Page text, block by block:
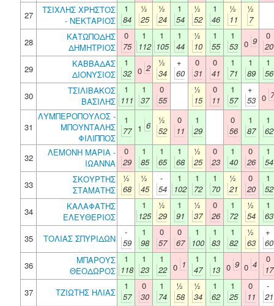
27
ΤΣΙΧΛΗΣ ΧΡΗΣΤΟΣ
- ΝΕΚΤΑΡΙΟΣ
1
84
½
25
½
24
1
54
½
52
1
46
½
11
½
7
28
ΚΑΤΩΠΟΔΗΣ
ΔΗΜΗΤΡΙΟΣ
0
75
1
112
1
105
1
44
½
10
1
55
1
53 0 9
0
20
29
ΚΑΒΒΑΔΑΣ
ΔΙΟΝΥΣΙΟΣ
1
32 0 2
½
34
+
60
0
31
0
41
1
71
1
89
1
56
30
ΤΣΙΛΙΒΑΚΟΣ
ΒΑΣΙΛΗΣ
1
111
1
37
0
55
½
15
0
11
1
57
+
53 0 7
31
ΛΥΜΠΕΡΟΠΟΥΛΟΣ -
ΜΠΟΥΝΤΑΛΗΣ
ΦΙΛΙΠΠΟΣ
1
77
1 6
½
52
0
11
1
29
0
56
1
87
1
62
32
ΛΕΜΟΝΗ ΜΑΡΙΑ -
ΙΩΑΝΝΑ
0
29
1
85
1
65
1
68
½
25
0
23
1
40
0
26
1
54
33
ΣΚΟΥΡΤΗΣ
ΣΤΑΜΑΤΗΣ
½
68
½
45
-
54
1
102
1
72
1
70
½
21
0
20
1
52
34
ΚΑΛΑΦΑΤΗΣ
ΕΛΕΥΘΕΡΙΟΣ
1
125
½
29
1
91
½
37
0
26
1
72
½
54
1
63
35
ΤΟΛΙΑΣ ΣΠΥΡΙΔΩΝ
-
59
1
98
0
57
0
67
1
100
1
83
1
82
½
63
+
60
36
ΜΠΑΡΟΥΣ
ΘΕΟΔΩΡΟΣ
1
118
1
23
1
22 0 1
1
47
1
13 0 9 0 4
0
17
37
ΤΖΙΩΤΗΣ ΗΛΙΑΣ
1
57
0
30
1
74
½
58
½
34
1
62
1
25
0
11
-
21